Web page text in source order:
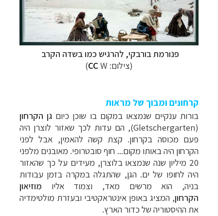
פנורמת בורבקי, להרגיש כמו בשדה הקרב
(צילום:
CC W)
קרחונים ומבוך של מראות
בורות ענקיים שנמצאו במקום בו שוכן כיום גן הקרחון
(Gletschergarten), הם עדות לכך שאזור לוצרן היה
פעם מכוסה בקרחון. קצת קשה להאמין, אבל לפני
הקרחון היה באותו מקום... חוף סובטרופי. מאובנים מלפני
20 מיליון שנה שנמצאו בלוצרן, מעידים על כך שהאזור
היה לחופו של ים. הגן, שהתגלה במקרה בזמן עבודות
בניה, הוא מרשים מאד, וצמוד אליו מוזיאון
הקרחון, המציג באופן אינטראקטיבי ובעזרת מולטימדיה
את ההיסטוריה של כדור הארץ.
טיולי אקטיב - אופניים, שייט והליכה לחצו לרשימת
טיולים לצפון אמריקה
לחצו לרשימת היעדים »
קרוזים והפלגות נופש
לחצו לרשימת היעדים »